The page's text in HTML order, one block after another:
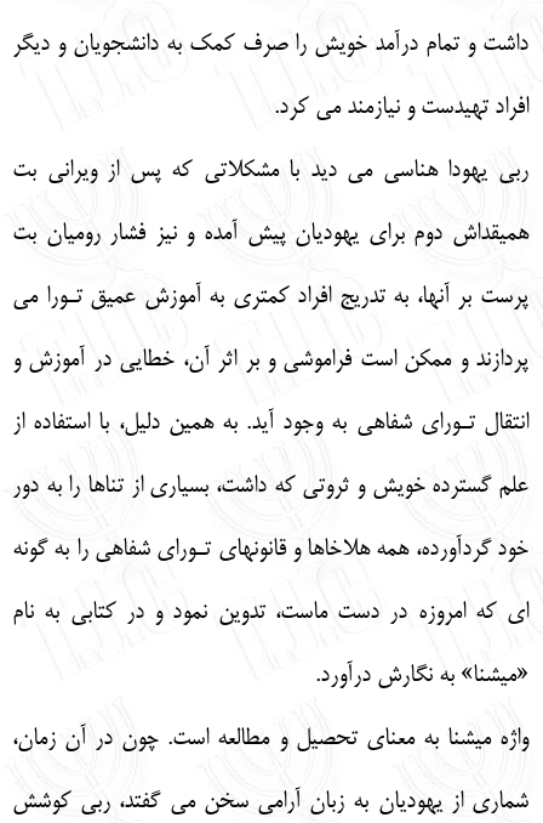
داشت و تمام درآمد خويش را صرف كمك به دانشجويان و ديگر
افراد تهيدست و نيازمند مي كرد.
ربي يهودا هناسي مي ديد با مشكلاتي كه پس از ويراني بت
هميقداش دوم براي يهوديان پيش آمده و نيز فشار روميان بت
پرست بر آنها، به تدريج افراد كمتري به آموزش عميق تـورا مي
پردازند و ممكن است فراموشي و بر اثر آن، خطايي در آموزش و
انتقال تـوراي شفاهي به وجود آيد. به همين دليل، با استفاده از
علم گسترده خويش و ثروتي كه داشت، بسياري از تناها را به دور
خود گردآورده، همه هلاخاها و قانونهاي تـوراي شفاهي را به گونه
اي كه امروزه در دست ماست، تدوين نمود و در كتابي به نام
«ميشنا» به نگارش درآورد.
واژه ميشنا به معناي تحصيل و مطالعه است. چون در آن زمان،
شماري از يهوديان به زبان آرامي سخن مي گفتد، ربي كوشش